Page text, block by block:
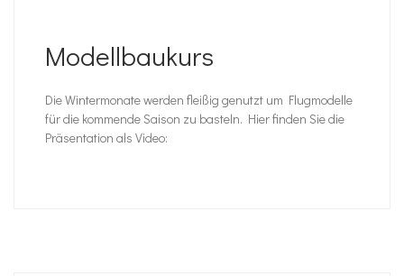
Modellbaukurs
Die Wintermonate werden fleißig genutzt um Flugmodelle
für die kommende Saison zu basteln. Hier finden Sie die
Präsentation als Video: